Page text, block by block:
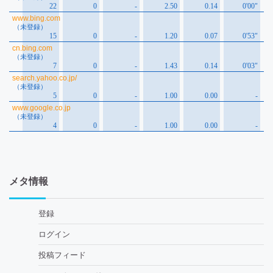
メタ情報
登録
ログイン
投稿フィード